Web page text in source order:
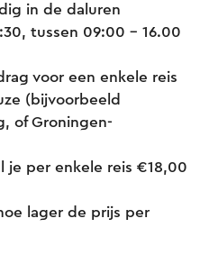
in de daluren
tussen 09:00 – 16.00
voor een enkele reis
(bijvoorbeeld
of Groningen-
je per enkele reis €18,00
lager de prijs per